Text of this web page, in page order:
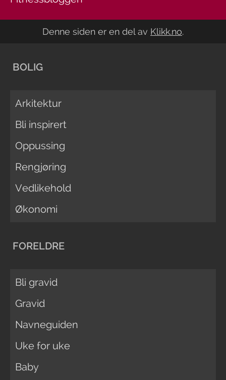
Denne siden er en del av Klikk.no.
BOLIG
Arkitektur
Bli inspirert
Oppussing
Rengjøring
Vedlikehold
Økonomi
FORELDRE
Bli gravid
Gravid
Navneguiden
Uke for uke
Baby